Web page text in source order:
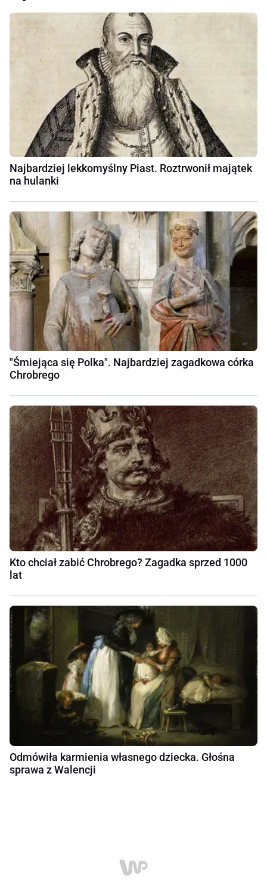
Najbardziej lekkomyślny Piast. Roztrwonił majątek
na hulanki
"Śmiejąca się Polka". Najbardziej zagadkowa córka
Chrobrego
Kto chciał zabić Chrobrego? Zagadka sprzed 1000
lat
Odmówiła karmienia własnego dziecka. Głośna
sprawa z Walencji